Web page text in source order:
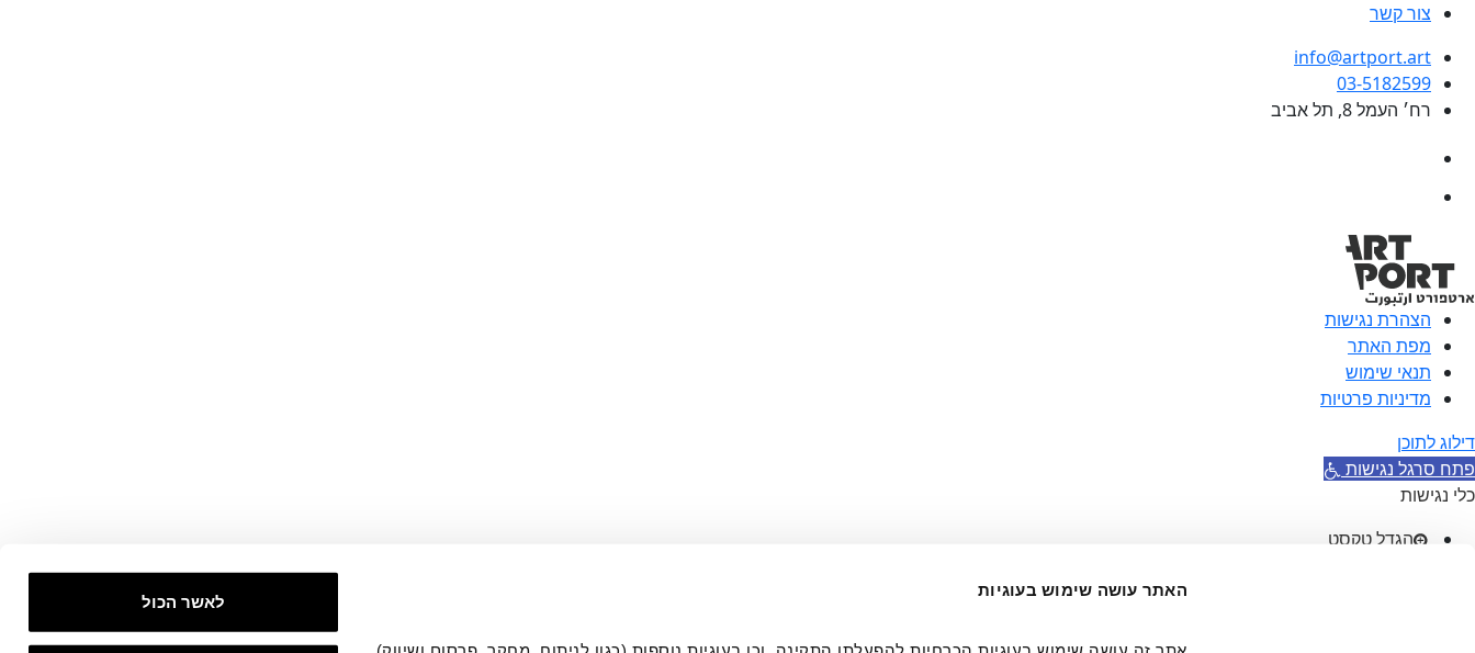
האתר עושה שימוש בעוגיות
לאשר הכול
צור קשר
info@artport.art
03-5182599
רח׳ העמל 8, תל אביב
הצהרת נגישות
מפת האתר
תנאי שימוש
מדיניות פרטיות
דילוג לתוכן
פתח סרגל נגישות
כלי נגישות
הגדל טקסט